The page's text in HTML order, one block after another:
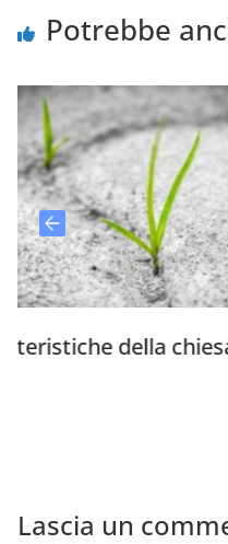
Potrebbe
della chiesa che
Lascia un